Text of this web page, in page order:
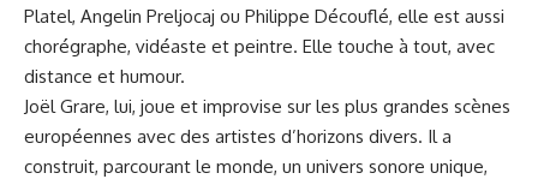
Platel, Angelin Preljocaj ou Philippe Découflé, elle est aussi
chorégraphe, vidéaste et peintre. Elle touche à tout, avec
distance et humour.
Joël Grare, lui, joue et improvise sur les plus grandes scènes
européennes avec des artistes d’horizons divers. Il a
construit, parcourant le monde, un univers sonore unique,